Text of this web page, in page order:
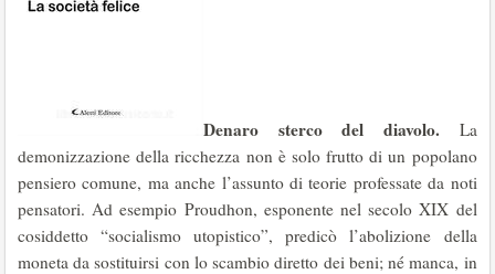
Denaro sterco del diavolo. La
demonizzazione della ricchezza non è solo frutto di un popolano
pensiero comune, ma anche l’assunto di teorie professate da noti
pensatori. Ad esempio Proudhon, esponente nel secolo XIX del
cosiddetto “socialismo utopistico”, predicò l’abolizione della
moneta da sostituirsi con lo scambio diretto dei beni; né manca, in